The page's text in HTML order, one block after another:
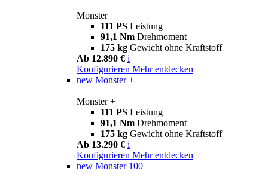
Monster
111 PS Leistung
91,1 Nm Drehmoment
175 kg Gewicht ohne Kraftstoff
Ab 12.890 € i
Konfigurieren Mehr entdecken
new Monster +
Monster +
111 PS Leistung
91,1 Nm Drehmoment
175 kg Gewicht ohne Kraftstoff
Ab 13.290 € i
Konfigurieren Mehr entdecken
new Monster 100